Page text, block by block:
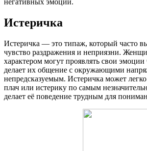
негативных эмоций.
Истеричка
Истеричка — это типаж, который часто
чувство раздражения и неприязни.
характером могут проявлять свои эмоции
делает их общение с окружающими
непредсказуемым. Истеричка может легко
плач или истерику по самым
делает её поведение трудным для